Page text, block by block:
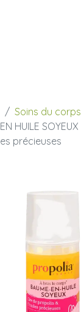
Soins du corps
HUILE
précieuses